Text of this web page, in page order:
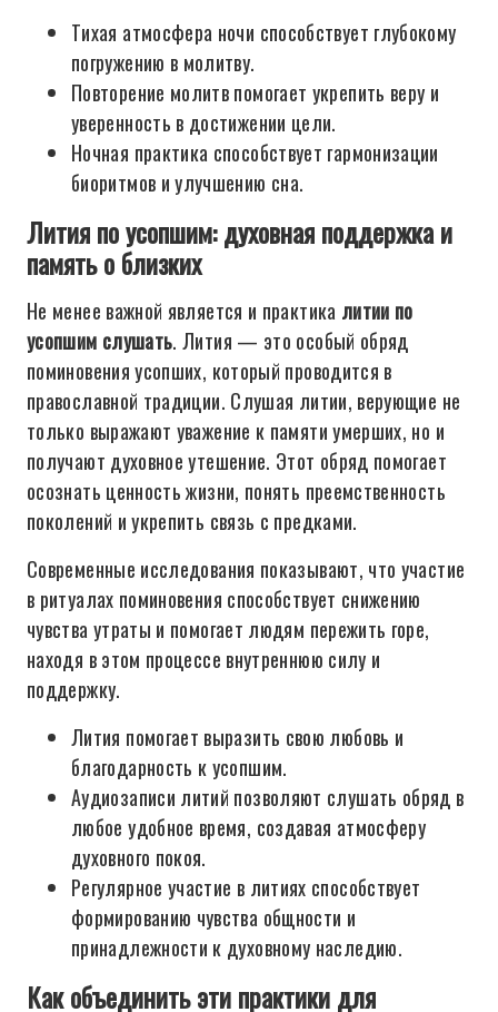
Тихая атмосфера ночи способствует глубокому
погружению в молитву.
Повторение молитв помогает укрепить веру и
уверенность в достижении цели.
Ночная практика способствует гармонизации
биоритмов и улучшению сна.
Лития по усопшим: духовная поддержка и
память о близких
Не менее важной является и практика литии по
усопшим слушать. Лития — это особый обряд
поминовения усопших, который проводится в
православной традиции. Слушая литии, верующие не
только выражают уважение к памяти умерших, но и
получают духовное утешение. Этот обряд помогает
осознать ценность жизни, понять преемственность
поколений и укрепить связь с предками.
Современные исследования показывают, что участие
в ритуалах поминовения способствует снижению
чувства утраты и помогает людям пережить горе,
находя в этом процессе внутреннюю силу и
поддержку.
Лития помогает выразить свою любовь и
благодарность к усопшим.
Аудиозаписи литий позволяют слушать обряд в
любое удобное время, создавая атмосферу
духовного покоя.
Регулярное участие в литиях способствует
формированию чувства общности и
принадлежности к духовному наследию.
Как объединить эти практики для